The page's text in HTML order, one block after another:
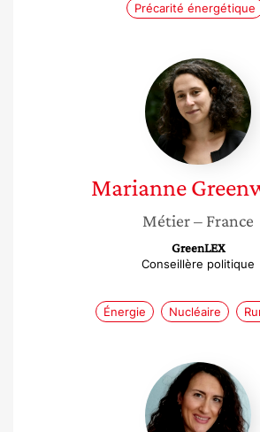
Précarité énergétique
Marianne
Marianne
Métier– France
GreenLEX
Conseillère politique
Énergie Nucléaire
Anne-
Laure
Le
Gallic